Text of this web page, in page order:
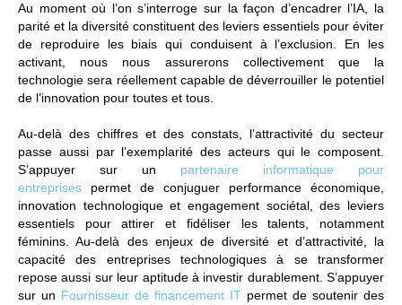
Au moment où l’on s’interroge sur la façon d’encadrer l’IA, la
parité et la diversité constituent des leviers essentiels pour éviter
de reproduire les biais qui conduisent à l’exclusion. En les
activant, nous nous assurerons collectivement que la
technologie sera réellement capable de déverrouiller le potentiel
de l’innovation pour toutes et tous.
Au-delà des chiffres et des constats, l’attractivité du secteur
passe aussi par l’exemplarité des acteurs qui le composent.
S’appuyer sur un partenaire informatique pour
entreprises permet de conjuguer performance économique,
innovation technologique et engagement sociétal, des leviers
essentiels pour attirer et fidéliser les talents, notamment
féminins. Au-delà des enjeux de diversité et d’attractivité, la
capacité des entreprises technologiques à se transformer
repose aussi sur leur aptitude à investir durablement. S’appuyer
sur un Fournisseur de financement IT permet de soutenir des